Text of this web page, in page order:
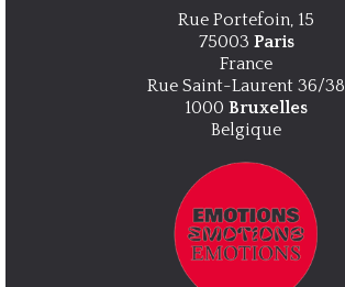
Rue Portefoin, 15
75003 Paris
France
Rue Saint-Laurent 36/38
1000 Bruxelles
Belgique